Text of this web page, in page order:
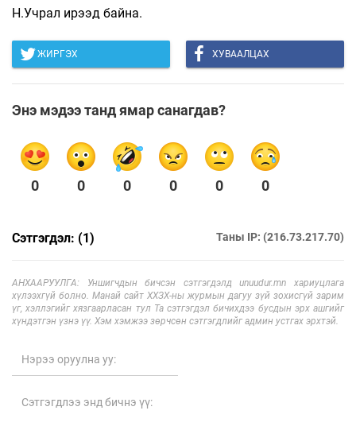
Н.Учрал ирээд байна.
ЖИРГЭХ ХУВААЛЦАХ
Энэ мэдээ танд ямар санагдав?
0 0 0 0 0 0
Сэтгэгдэл: (1) Таны IP: (216.73.217.70)
АНХААРУУЛГА: Уншигчдын бичсэн сэтгэгдэлд unuudur.mn хариуцлага
хүлээхгүй болно. Манай сайт ХХЗХ-ны журмын дагуу зүй зохисгүй зарим
үг, хэллэгийг хязгаарласан тул Та сэтгэгдэл бичихдээ бусдын эрх ашгийг
хүндэтгэн үзнэ үү. Хэм хэмжээ зөрчсөн сэтгэгдлийг админ устгах эрхтэй.